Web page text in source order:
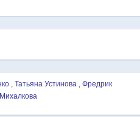
Татьяна Устинова
Фредрик